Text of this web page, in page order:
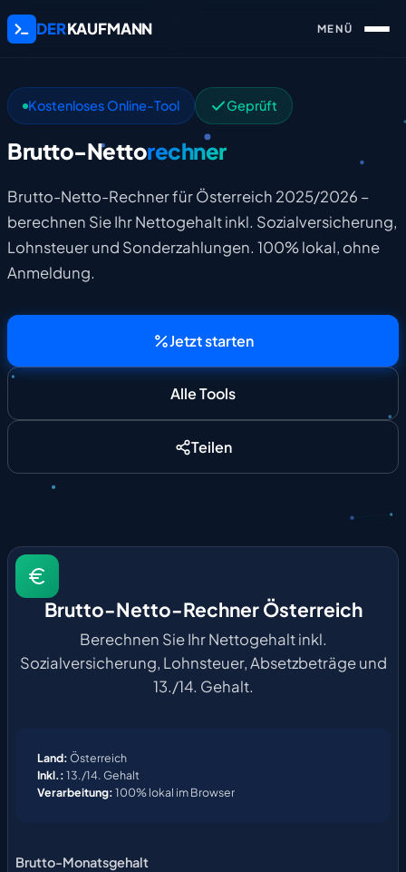
DERKAUFMANN
Kostenloses Online-Tool Geprüft
Brutto-Nettorechner
Brutto-Netto-Rechner für Österreich 2025/2026 –
berechnen Sie Ihr Nettogehalt inkl. Sozialversicherung,
Lohnsteuer und Sonderzahlungen. 100% lokal, ohne
Anmeldung.
Jetzt starten
Alle Tools
Teilen
Brutto-Netto-Rechner Österreich
Berechnen Sie Ihr Nettogehalt inkl.
Sozialversicherung, Lohnsteuer, Absetzbeträge und
13./14. Gehalt.
Land:Österreich
Inkl.:13./14. Gehalt
Verarbeitung:100% lokal im Browser
Brutto-Monatsgehalt